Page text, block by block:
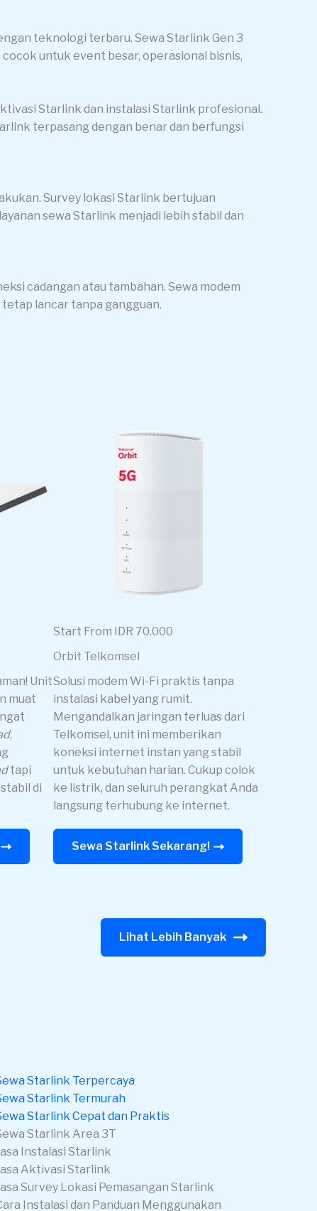
teknologi terbaru. Sewa Starlink Gen 3
untuk event besar, operasional bisnis,
Starlink dan instalasi Starlink profesional.
terpasang dengan benar dan berfungsi
Survey lokasi Starlink bertujuan
sewa Starlink menjadi lebih stabil dan
cadangan atau tambahan. Sewa modem
lancar tanpa gangguan.
Unit
muat
,
tapi
di
Start From IDR 70.000
Orbit Telkomsel
Solusi modem Wi-Fi praktis tanpa
instalasi kabel yang rumit.
Mengandalkan jaringan terluas dari
Telkomsel, unit ini memberikan
koneksi internet instan yang stabil
untuk kebutuhan harian. Cukup colok
ke listrik, dan seluruh perangkat Anda
langsung terhubung ke internet.
Sewa Starlink Sekarang!
Lihat Lebih Banyak
Starlink Terpercaya
Starlink Termurah
Starlink Cepat dan Praktis
Starlink Area 3T
Instalasi Starlink
Aktivasi Starlink
Survey Lokasi Pemasangan Starlink
Instalasi dan Panduan Menggunakan